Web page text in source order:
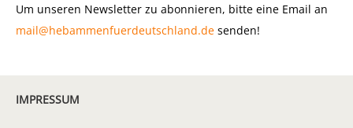
Um unseren Newsletter zu abonnieren, bitte eine Email an
mail@hebammenfuerdeutschland.de senden!
IMPRESSUM